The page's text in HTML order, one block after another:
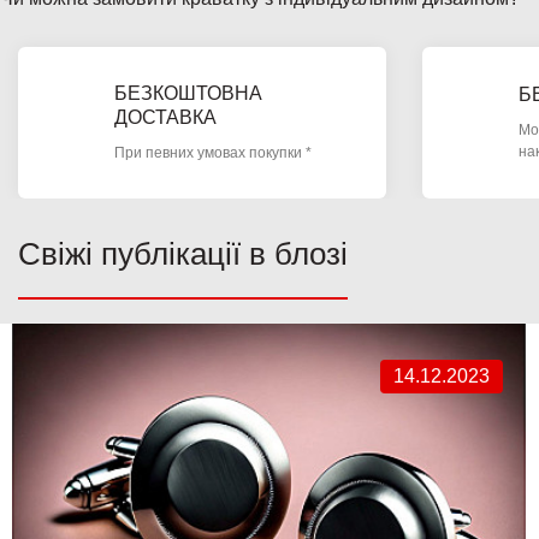
БЕЗКОШТОВНА
ДОСТАВКА
При певних умовах покупки *
Свіжі публікації в блозі
14.12.2023